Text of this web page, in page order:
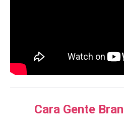
Cara Gente